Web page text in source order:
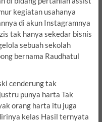
kegiatan usahanya
di akun Instagramnya
tak hanya sekedar bisnis
sebuah sekolah
bernama Raudhatul
cenderung tak
punya harta Tak
orang harta itu juga
kelas Hasil ternyata